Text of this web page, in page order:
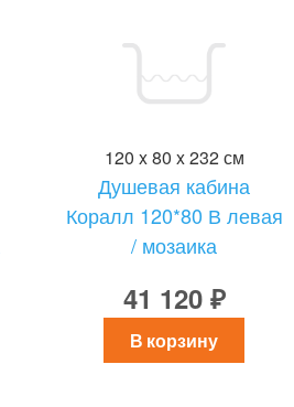
120 x 80 x 232 см
Душевая кабина
Коралл 120*80 В левая
/ мозаика
41 120 ₽
В корзину